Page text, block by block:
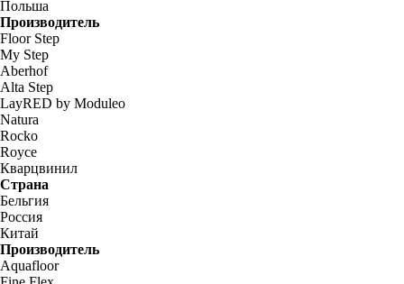
Польша
Производитель
Floor Step
My Step
Aberhof
Alta Step
LayRED by Moduleo
Natura
Rocko
Royce
Кварцвинил
Страна
Бельгия
Россия
Китай
Производитель
Aquafloor